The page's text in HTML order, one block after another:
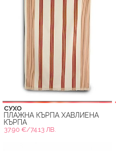
СУХО
ПЛАЖНА КЪРПА ХАВЛИЕНА
КЪРПА
37.90 €/74.13 ЛВ.